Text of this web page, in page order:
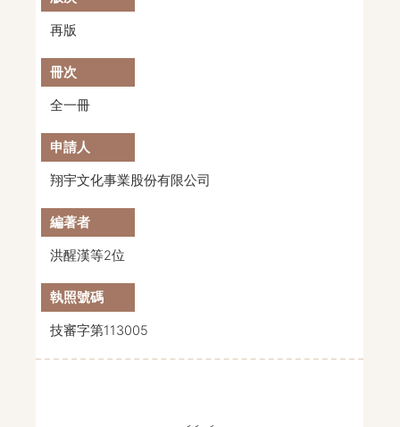
再版
全一冊
翔宇文化事業股份有限公司
洪醒漢等2位
技審字第113005